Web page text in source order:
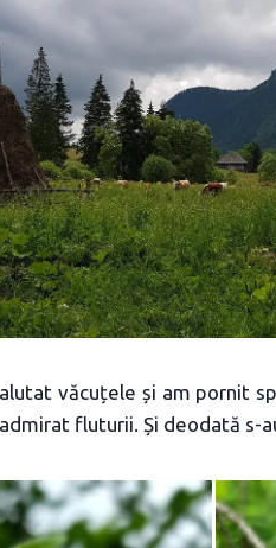
văcuțele și am pornit
fluturii. Și deodată s-